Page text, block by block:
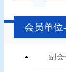
会员单位
副会